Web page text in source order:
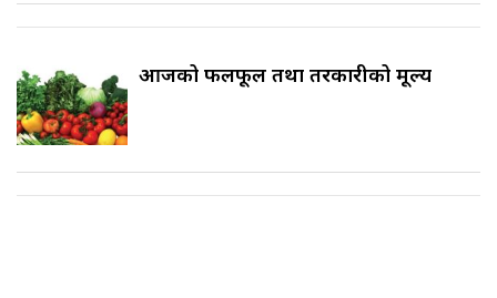
आजको फलफूल तथा तरकारीको मूल्य